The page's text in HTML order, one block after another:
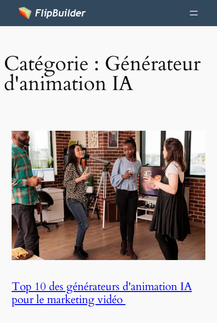
Catégorie : Générateur
d'animation IA
Top 10 des générateurs d'animation IA
pour le marketing vidéo